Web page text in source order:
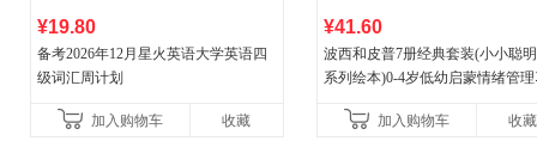
¥19.80
备考2026年12月星火英语大学英语四
级词汇周计划
加入购物车 收藏
¥41.60
波西和皮普7册经典套装(小小聪
系列绘本)0-4岁低幼启蒙情绪管
养好品质，发现快
加入购物车 收藏